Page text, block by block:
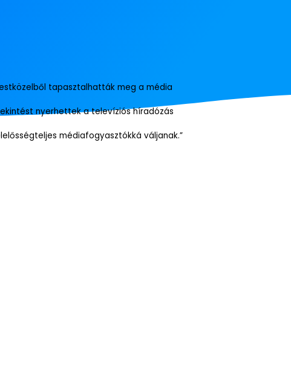
tapasztalhatták meg a média
nyerhettek a televíziós híradózás
médiafogyasztókká váljanak.”